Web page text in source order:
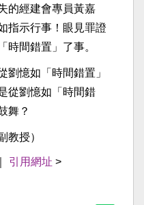
的經建會專員黃嘉
指示行事！眼見罪證
時間錯置」了事。
劉憶如「時間錯置」
從劉憶如「時間錯
舞？
教授）
引用網址 >